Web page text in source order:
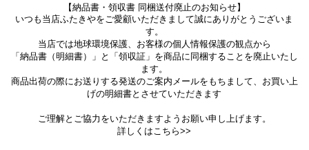
【納品書・領収書 同梱送付廃止のお知らせ】
いつも当店ふたきやをご愛顧いただきまして誠にありがとうございま
す。
当店では地球環境保護、お客様の個人情報保護の観点から
「納品書（明細書）」と「領収証」を商品に同梱することを廃止いたし
ます。
商品出荷の際にお送りする発送のご案内メールをもちまして、お買い上
げの明細書とさせていただきます
ご理解とご協力をいただきますようお願い申し上げます。
詳しくはこちら>>